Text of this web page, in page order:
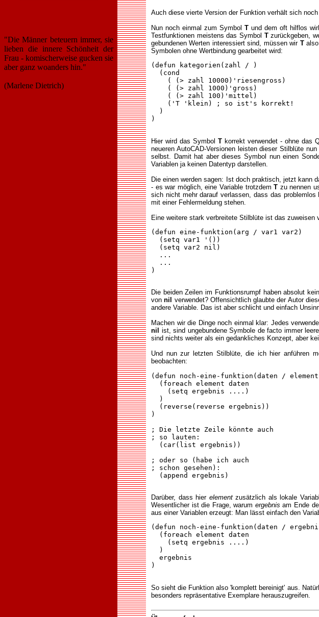
"Die Männer beteuern immer, sie
lieben die innere Schönheit der
Frau - komischerweise gucken sie
aber ganz woanders hin."
(Marlene Dietrich)
Auch diese vierte Version der Funktion verhält sich
Nun noch einmal zum Symbol Tund dem oft hilflos
Testfunktionen meistens das Symbol Tzurückgeben,
gebundenen Werten interessiert sind, müssen wir Talso
Symbolen ohne Wertbindung gearbeitet wird:
(defun kategorien(zahl / )
  (cond
    ( (> zahl 10000)'riesengross)
    ( (> zahl 1000)'gross)
    ( (> zahl 100)'mittel)
    ('T 'klein) ; so ist's korrekt!
  )
)
Hier wird das Symbol T korrekt verwendet - ohne das
neueren AutoCAD-Versionen leisten dieser Stilblüte
selbst. Damit hat aber dieses Symbol nun einen
Variablen ja keinen Datentyp darstellen.
Die einen werden sagen: Ist doch praktisch, jetzt kann
- es war möglich, eine Variable trotzdemT zu nennen
sich nicht mehr darauf verlassen, dass das
mit einer Fehlermeldung stehen.
Eine weitere stark verbreitete Stilblüte ist das zuweisen
(defun eine-funktion(arg / var1 var2)
  (setq var1 '())
  (setq var2 nil)
  ...
  ...
)
Die beiden Zeilen im Funktionsrumpf haben absolut
vonnil verwendet? Offensichtlich glaubte der Autor
andere Variable. Das ist aber schlicht und einfach
Machen wir die Dinge noch einmal klar: Jedes
nil
ist, sind ungebundene Symbole de facto immer
sind nichts weiter als ein gedankliches Konzept, aber
Und nun zur letzten Stilblüte, die ich hier anführen
beobachten:
(defun noch-eine-funktion(daten /
  (foreach element daten
    (setq ergebnis ....)
  )
  (reverse(reverse ergebnis))
)
; Die letzte Zeile könnte auch
; so lauten:
  (car(list ergebnis))
; oder so (habe ich auch
; schon gesehen):
  (append ergebnis)
Darüber, dass hier elementzusätzlich als lokale
Wesentlicher ist die Frage, warum ergebnis am Ende
aus einer Variablen erzeugt: Man lässt einfach den
(defun noch-eine-funktion(daten /
  (foreach element daten
    (setq ergebnis ....)
  )
  ergebnis
)
So sieht die Funktion also 'komplett bereinigt' aus.
besonders repräsentative Exemplare herauszugreifen.